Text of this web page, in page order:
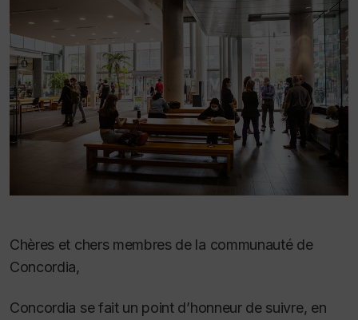
Chères et chers membres de la communauté de
Concordia,
Concordia se fait un point d’honneur de suivre, en